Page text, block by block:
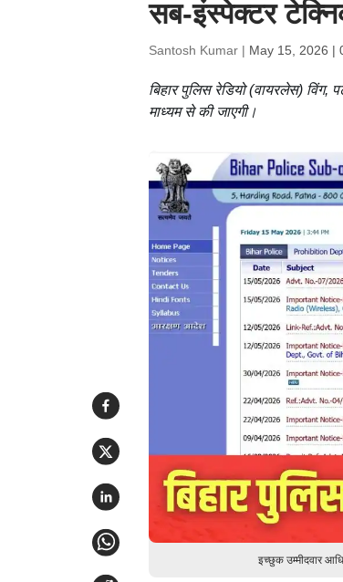
सब-इंस्पेक्टर
Santosh Kumar | May 15, 2026 |
बिहार पुलिस रेडियो (वायरलेस) विंग,
माध्यम से की जाएगी।
इच्छुक उम्मीदवार